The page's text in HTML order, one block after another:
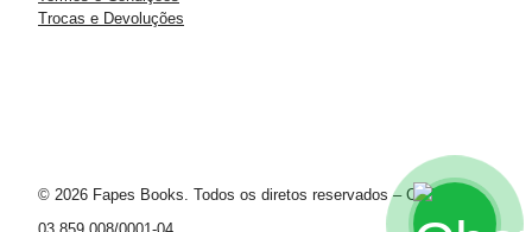
Trocas e Devoluções
© 2026 Fapes Books. Todos os diretos reservados – CNPJ